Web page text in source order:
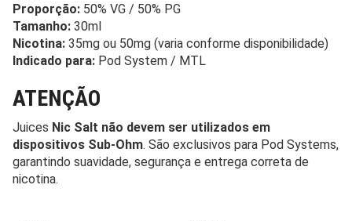
Proporção: 50% VG / 50% PG
Tamanho: 30ml
Nicotina: 35mg ou 50mg (varia conforme disponibilidade)
Indicado para: Pod System / MTL
ATENÇÃO
Juices Nic Salt não devem ser utilizados em
dispositivos Sub-Ohm. São exclusivos para Pod Systems,
garantindo suavidade, segurança e entrega correta de
nicotina.